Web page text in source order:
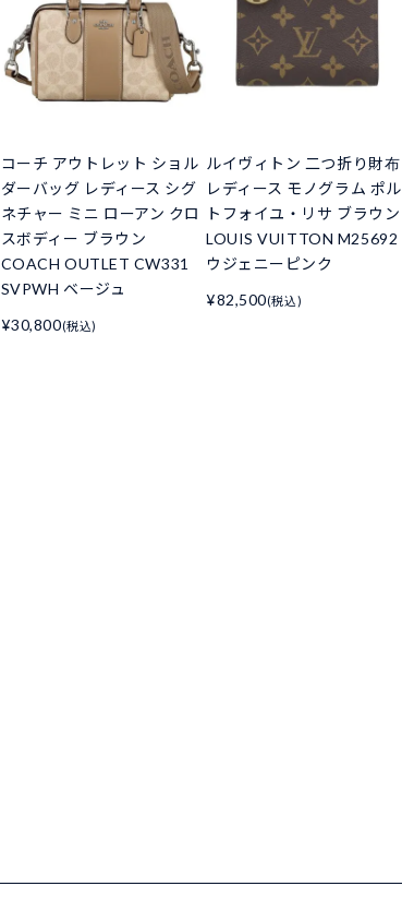
コーチ アウトレット ショル
ダーバッグ レディース シグ
ネチャー ミニ ローアン クロ
スボディー ブラウン
COACH OUTLET CW331
SVPWH ベージュ
¥30,800(税込)
ルイヴィトン 二つ折り財布
レディース モノグラム ポル
トフォイユ・リサ ブラウン
LOUIS VUITTON M25692
ウジェニーピンク
¥82,500(税込)